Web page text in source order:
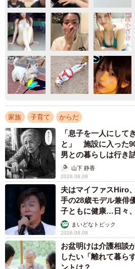
家族 子育て からだ
「息子を一人にして
と」 施設に入った
男との暮らしは行き
から】山下 静香
2026.08.08
夫はマイファスHiro
手の28歳モデル兼俳
子ともに健康…日々
まいどなトピック
2026.08.08
お盆明けは介護相談
したい「離れて暮ら